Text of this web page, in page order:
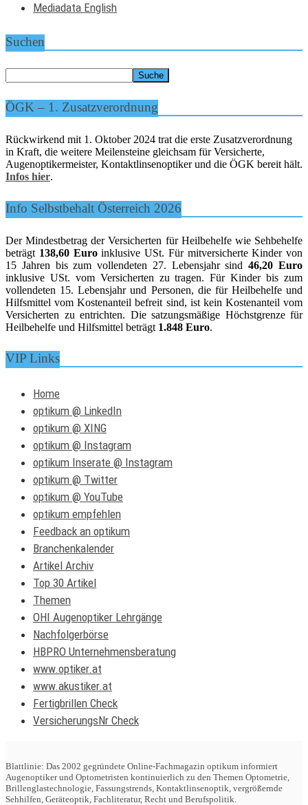
Mediadata English
Suchen
ÖGK – 1. Zusatzverordnung
Rückwirkend mit 1. Oktober 2024 trat die erste Zusatzverordnung
in Kraft, die weitere Meilensteine gleichsam für Versicherte,
Augenoptikermeister, Kontaktlinsenoptiker und die ÖGK bereit hält.
Infos hier.
Info Selbstbehalt Österreich 2026
Der Mindestbetrag der Versicherten für Heilbehelfe wie Sehbehelfe
beträgt 138,60 Euroinklusive USt. Für mitversicherte Kinder von
15 Jahren bis zum vollendeten 27. Lebensjahr sind46,20 Euro
inklusive USt. vom Versicherten zu tragen. Für Kinder bis zum
vollendeten 15. Lebensjahr und Personen, die für Heilbehelfe und
Hilfsmittel vom Kostenanteil befreit sind, ist kein Kostenanteil vom
Versicherten zu entrichten. Die satzungsmäßige Höchstgrenze für
Heilbehelfe und Hilfsmittel beträgt 1.848 Euro.
VIP Links
Home
optikum @ LinkedIn
optikum @ XING
optikum @ Instagram
optikum Inserate @ Instagram
optikum @ Twitter
optikum @ YouTube
optikum empfehlen
Feedback an optikum
Branchenkalender
Artikel Archiv
Top 30 Artikel
Themen
OHI Augenoptiker Lehrgänge
Nachfolgerbörse
HBPRO Unternehmensberatung
www.optiker.at
www.akustiker.at
Fertigbrillen Check
VersicherungsNr Check
Blattlinie: Das 2002 gegründete Online-Fachmagazin optikum informiert
Augenoptiker und Optometristen kontinuierlich zu den Themen Optometrie,
Brillenglastechnologie, Fassungstrends, Kontaktlinsenoptik, vergrößernde
Sehhilfen, Geräteoptik, Fachliteratur, Recht und Berufspolitik.